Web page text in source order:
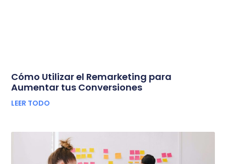
Cómo Utilizar el Remarketing para
Aumentar tus Conversiones
LEER TODO